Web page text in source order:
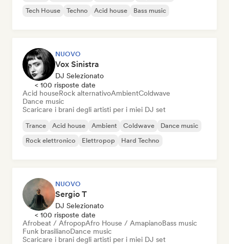
Tech House
Techno Acid house Bass music
NUOVO
Vox Sinistra
DJ Selezionato
< 100 risposte date
Acid houseRock alternativoAmbientColdwave
Dance music
Scaricare i brani degli artisti per i miei DJ set
Trance Acid house Ambient Coldwave
Dance music
Rock elettronico
Elettropop Hard Techno
NUOVO
Sergio T
DJ Selezionato
< 100 risposte date
Afrobeat / AfropopAfro House / AmapianoBass music
Funk brasilianoDance music
Scaricare i brani degli artisti per i miei DJ set